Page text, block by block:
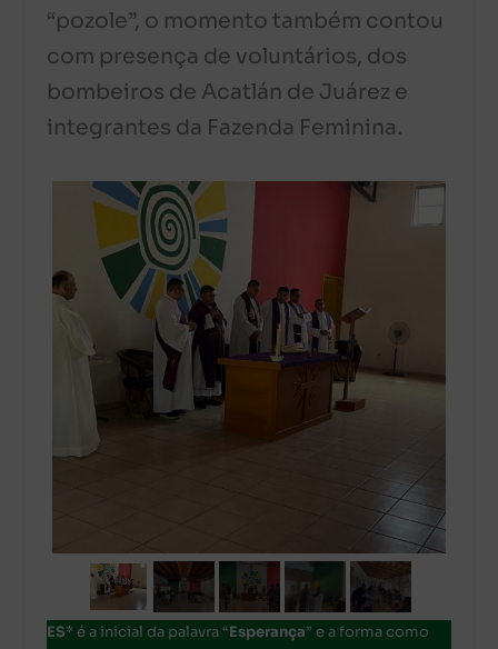
“pozole”, o momento também contou
com presença de voluntários, dos
bombeiros de Acatlán de Juárez e
integrantes da Fazenda Feminina.
ES* é a inicial da palavra “Esperança” e a forma como